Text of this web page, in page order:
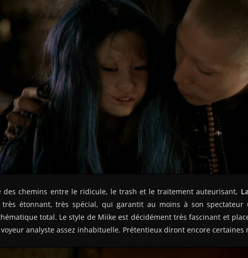
des chemins entre le ridicule, le trash et le traitement auteurisant,
étonnant, très spécial, qui garantit au moins à son spectateur
total. Le style de Miike est décidément très fascinant et
analyste assez inhabituelle. Prétentieux diront encore certaines